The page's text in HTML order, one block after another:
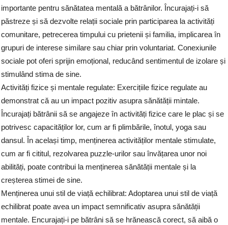
importante pentru sănătatea mentală a bătrânilor. Încurajați-i să
păstreze și să dezvolte relații sociale prin participarea la activități
comunitare, petrecerea timpului cu prietenii și familia, implicarea în
grupuri de interese similare sau chiar prin voluntariat. Conexiunile
sociale pot oferi sprijin emoțional, reducând sentimentul de izolare și
stimulând stima de sine.
Activități fizice și mentale regulate: Exercițiile fizice regulate au
demonstrat că au un impact pozitiv asupra sănătății mintale.
Încurajați bătrânii să se angajeze în activități fizice care le plac și se
potrivesc capacităților lor, cum ar fi plimbările, înotul, yoga sau
dansul. În același timp, menținerea activităților mentale stimulate,
cum ar fi cititul, rezolvarea puzzle-urilor sau învățarea unor noi
abilități, poate contribui la menținerea sănătății mentale și la
creșterea stimei de sine.
Menținerea unui stil de viață echilibrat: Adoptarea unui stil de viață
echilibrat poate avea un impact semnificativ asupra sănătății
mentale. Encurajați-i pe bătrâni să se hrănească corect, să aibă o